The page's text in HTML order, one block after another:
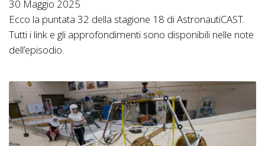
30 Maggio 2025
Ecco la puntata 32 della stagione 18 di AstronautiCAST.
Tutti i link e gli approfondimenti sono disponibili nelle note
dell’episodio.